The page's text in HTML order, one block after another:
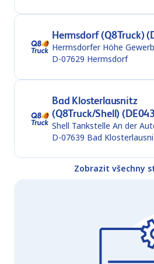
Hermsdorf (Q8Truck)
Hermsdorfer Höhe
D-07629 Hermsdorf
Bad Klosterlausnitz
(Q8Truck/Shell)
Shell Tankstelle An der
D-07639 Bad
Zobrazit všechny